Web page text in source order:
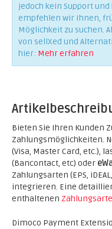
jedoch kein Support
empfehlen wir Ihnen,
Möglichkeit zu suchen.
von sellXed und
hier: Mehr erfahren
Bieten Sie Ihren Kunden
Zahlungsmöglichkeiten.
(Visa, Master Card, etc.),
(Bancontact, etc) oder
Zahlungsarten (EPS,
integrieren. Eine
enthaltenen
Dimoco Payment